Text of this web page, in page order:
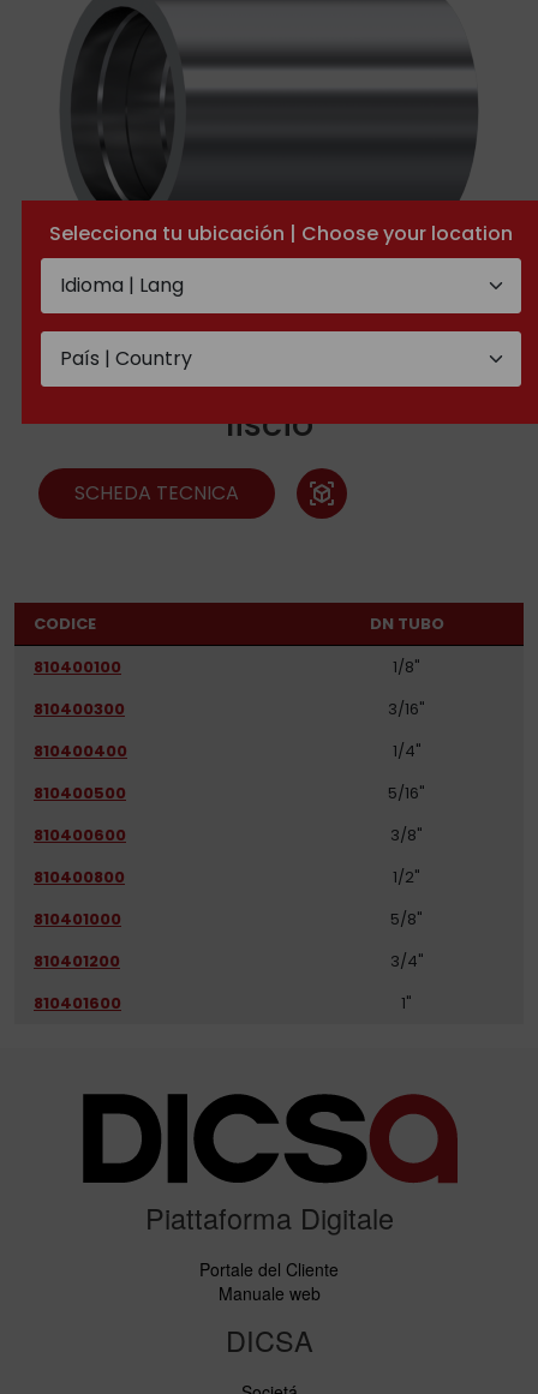
Selecciona tu ubicación | Choose your location
Boccole pressare per PTFE
liscio
SCHEDA TECNICA view_in_ar
CODICE
DN TUBO
810400100
1/8"
810400300
3/16"
810400400
1/4"
810400500
5/16"
810400600
3/8"
810400800
1/2"
810401000
5/8"
810401200
3/4"
810401600
1"
Piattaforma Digitale
Portale del Cliente
Manuale web
DICSA